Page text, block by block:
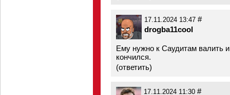
17.11.2024 13:47 #
drogba11cool
Ему нужно к Саудитам валить и
кончился.
(ответить)
17.11.2024 11:30 #